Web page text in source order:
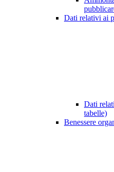
Dati relativi ai
Dati
tabelle)
Benessere